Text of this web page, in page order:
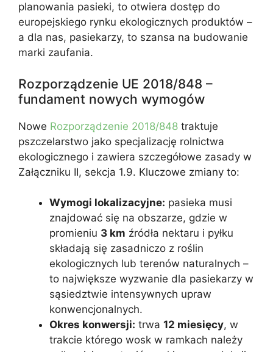
planowania pasieki, to otwiera dostęp do
europejskiego rynku ekologicznych produktów –
a dla nas, pasiekarzy, to szansa na budowanie
marki zaufania.
Rozporządzenie UE 2018/848 –
fundament nowych wymogów
Nowe Rozporządzenie 2018/848 traktuje
pszczelarstwo jako specjalizację rolnictwa
ekologicznego i zawiera szczegółowe zasady w
Załączniku II, sekcja 1.9. Kluczowe zmiany to:
Wymogi lokalizacyjne: pasieka musi
znajdować się na obszarze, gdzie w
promieniu 3 km źródła nektaru i pyłku
składają się zasadniczo z roślin
ekologicznych lub terenów naturalnych –
to największe wyzwanie dla pasiekarzy w
sąsiedztwie intensywnych upraw
konwencjonalnych.
Okres konwersji: trwa 12 miesięcy, w
trakcie którego wosk w ramkach należy